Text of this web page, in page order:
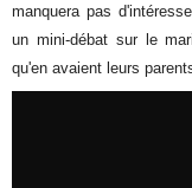
manquera pas
un mini-débat sur le
qu'en avaient leurs